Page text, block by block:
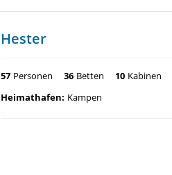
Hester
57 Personen 36 Betten 10 Kabinen
Heimathafen: Kampen